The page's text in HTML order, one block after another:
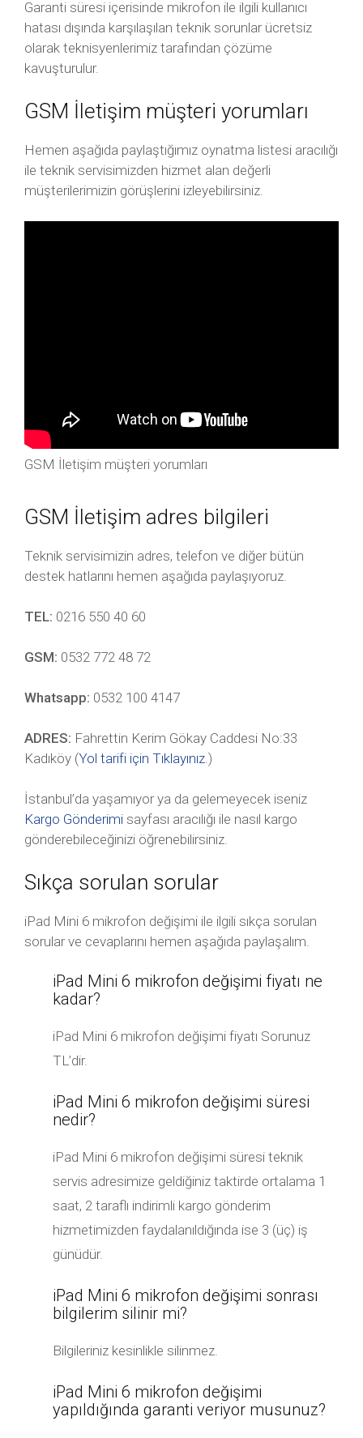
Garanti süresi içerisinde mikrofon ile ilgili kullanıcı
hatası dışında karşılaşılan teknik sorunlar ücretsiz
olarak teknisyenlerimiz tarafından çözüme
kavuşturulur.
GSM İletişim müşteri yorumları
Hemen aşağıda paylaştığımız oynatma listesi aracılığı
ile teknik servisimizden hizmet alan değerli
müşterilerimizin görüşlerini izleyebilirsiniz.
GSM İletişim müşteri yorumları
GSM İletişim adres bilgileri
Teknik servisimizin adres, telefon ve diğer bütün
destek hatlarını hemen aşağıda paylaşıyoruz.
TEL: 0216 550 40 60
GSM: 0532 772 48 72
Whatsapp: 0532 100 4147
ADRES: Fahrettin Kerim Gökay Caddesi No:33
Kadıköy (Yol tarifi için Tıklayınız.)
İstanbul’da yaşamıyor ya da gelemeyecek iseniz
Kargo Gönderimi sayfası aracılığı ile nasıl kargo
gönderebileceğinizi öğrenebilirsiniz.
Sıkça sorulan sorular
iPad Mini 6 mikrofon değişimi ile ilgili sıkça sorulan
sorular ve cevaplarını hemen aşağıda paylaşalım.
iPad Mini 6 mikrofon değişimi fiyatı ne
kadar?
iPad Mini 6 mikrofon değişimi fiyatı Sorunuz
TL’dir.
iPad Mini 6 mikrofon değişimi süresi
nedir?
iPad Mini 6 mikrofon değişimi süresi teknik
servis adresimize geldiğiniz taktirde ortalama 1
saat, 2 taraflı indirimli kargo gönderim
hizmetimizden faydalanıldığında ise 3 (üç) iş
günüdür.
iPad Mini 6 mikrofon değişimi sonrası
bilgilerim silinir mi?
Bilgileriniz kesinlikle silinmez.
iPad Mini 6 mikrofon değişimi
yapıldığında garanti veriyor musunuz?